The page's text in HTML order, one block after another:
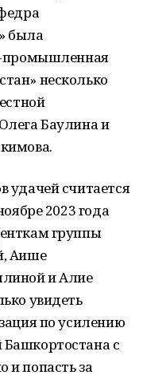
была
промышленная
несколько
Баулина и
удачей считается
2023 года
группы
Аише
и Алие
увидеть
по усилению
с
и попасть за